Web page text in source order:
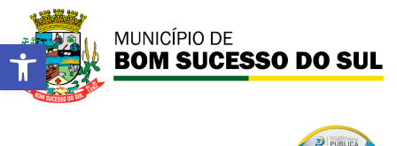
Barra de Ferramentas